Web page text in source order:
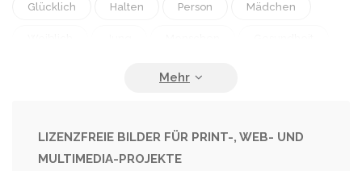
Glücklich Halten Person Mädchen
Niedlich
Verspielt Jugendliche Kindheit Hände
Hand Emotionen Ausdruck
LIZENZFREIE BILDER FÜR PRINT-, WEB- UND
MULTIMEDIA-PROJEKTE